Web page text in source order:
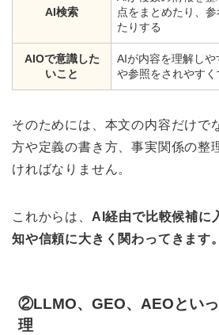
AI検索
点をまとめたり、
たりする
AIOで意識した
いこと
AIが内容を理解し
や参照をされやすく
そのためには、本文の内容だけで
方や定義の書き方、事実関係の整
ければなりません。
これからは、 AI経由で比較候補に
知や信頼に大きく関わってきます。
②LLMO、GEO、AEOとい
理